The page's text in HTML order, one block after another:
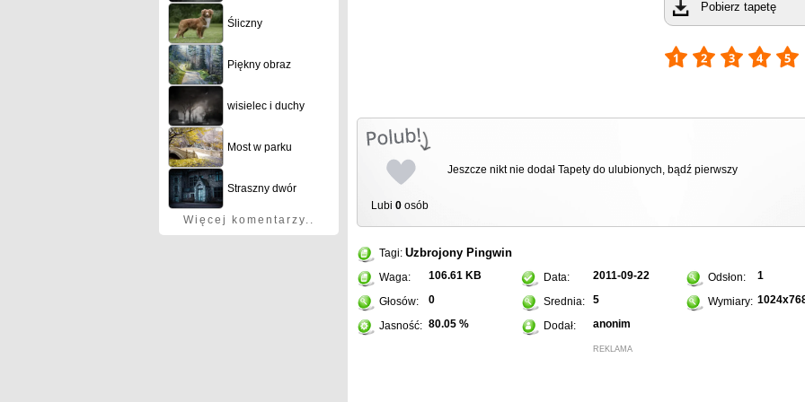
Śliczny
Piękny obraz
wisielec i duchy
Most w parku
Straszny dwór
Więcej komentarzy..
Pobierz tapetę
Lubi 0 osób
Jeszcze nikt nie dodał Tapety do ulubionych, bądź pierwszy
Tagi: Uzbrojony Pingwin
Waga: 106.61 KB Data: 2011-09-22 Odsłon: 1
Głosów: 0 Srednia: 5 Wymiary:
Jasność: 80.05 % Dodał: anonim
REKLAMA